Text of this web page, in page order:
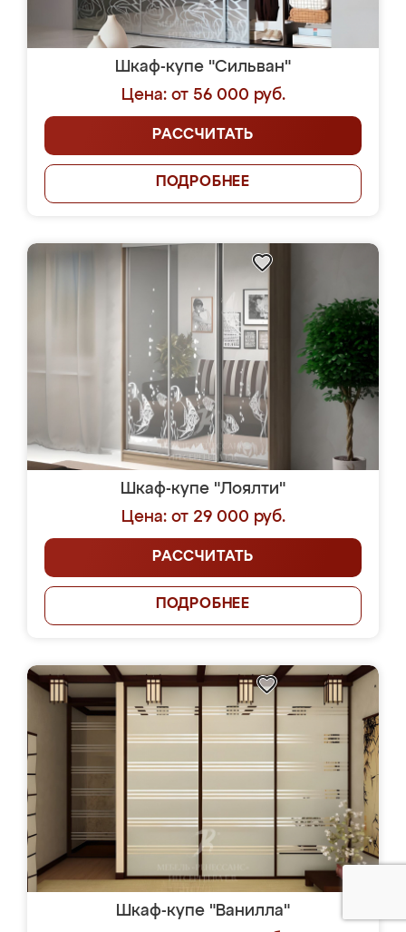
Шкаф-купе "Сильван"
Цена: от 56 000 руб.
РАССЧИТАТЬ
ПОДРОБНЕЕ
Шкаф-купе "Лоялти"
Цена: от 29 000 руб.
РАССЧИТАТЬ
ПОДРОБНЕЕ
Шкаф-купе "Ванилла"